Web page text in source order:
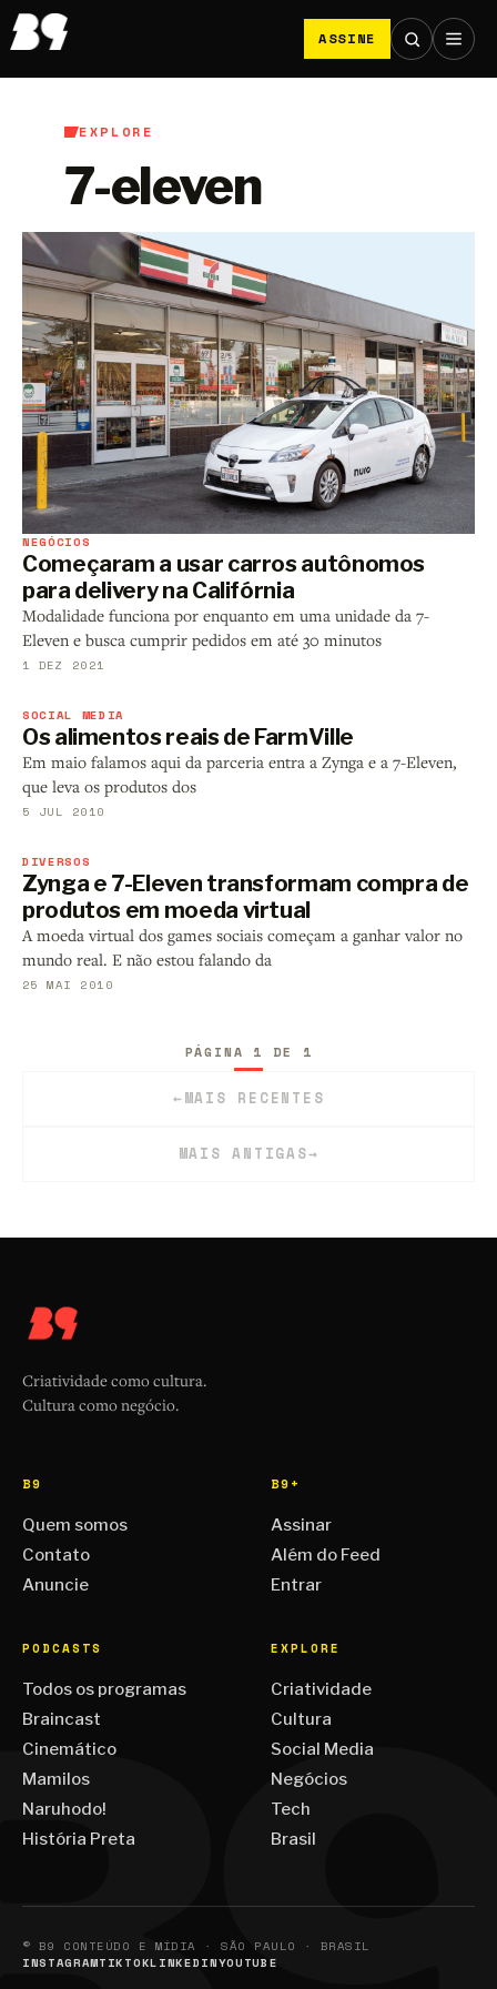
ASSINE
EXPLORE
7-eleven
NEGÓCIOS
Começaram a usar carros autônomos
para delivery na Califórnia
Modalidade funciona por enquanto em uma unidade da 7-
Eleven e busca cumprir pedidos em até 30 minutos
1 DEZ 2021
SOCIAL MEDIA
Os alimentos reais de FarmVille
Em maio falamos aqui da parceria entra a Zynga e a 7-Eleven,
que leva os produtos dos
5 JUL 2010
DIVERSOS
Zynga e 7-Eleven transformam compra de
produtos em moeda virtual
A moeda virtual dos games sociais começam a ganhar valor no
mundo real. E não estou falando da
25 MAI 2010
←MAIS RECENTES
PÁGINA 1 DE 1
MAIS ANTIGAS→
Criatividade como cultura.
Cultura como negócio.
B9
Quem somos
Contato
Anuncie
B9+
Assinar
Além do Feed
Entrar
PODCASTS
Todos os programas
Braincast
Cinemático
Mamilos
Naruhodo!
História Preta
EXPLORE
Criatividade
Cultura
Social Media
Negócios
Tech
Brasil
© B9 CONTEÚDO E MÍDIA · SÃO PAULO · BRASIL
INSTAGRAMTIKTOKLINKEDINYOUTUBE